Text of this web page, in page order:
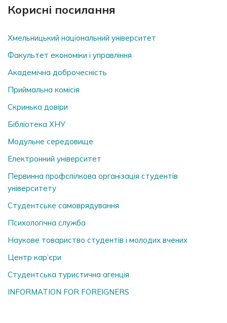
Корисні посилання
Хмельницький національний університет
Факультет економіки і управління
Академічна доброчесність
Приймальна комісія
Скринька довiри
Бібліотека ХНУ
Модульне середовище
Електронний університет
Первинна профспілкова організація студентів
університету
Студентське самоврядування
Психологічна служба
Наукове товариство студентів і молодих вчених
Центр кар’єри
Студентська туристична агенція
INFORMATION FOR FOREIGNERS